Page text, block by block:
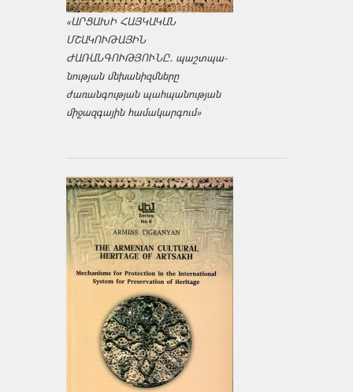
«ԱՐՑԱԽԻ ՀԱՅԿԱԿԱՆ
ՄՇԱԿՈՒԹԱՅԻՆ
ԺԱՌԱՆԳՈՒԹՅՈՒՆԸ․ պաշտպա­
նության մեխանիզմները
ժառանգության պահպանության
միջազ­գային համակարգում»